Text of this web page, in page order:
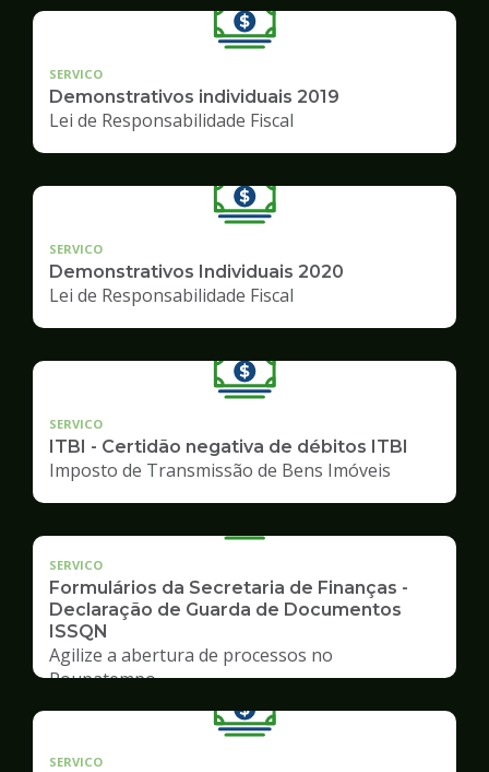
SERVICO
Demonstrativos individuais 2019
Lei de Responsabilidade Fiscal
SERVICO
Demonstrativos Individuais 2020
Lei de Responsabilidade Fiscal
SERVICO
ITBI - Certidão negativa de débitos ITBI
Imposto de Transmissão de Bens Imóveis
SERVICO
Formulários da Secretaria de Finanças -
Declaração de Guarda de Documentos
ISSQN
Agilize a abertura de processos no
Poupatempo
SERVICO